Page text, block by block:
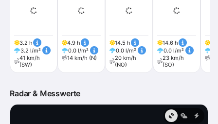
3.2 h
3.2 l/m²
41 km/h
(SW)
4.9 h
0.0 l/m²
14 km/h (N)
14.5 h
0.0 l/m²
20 km/h
(NO)
14.6 h
0.0 l/m²
23 km/h
(SO)
Radar & Messwerte